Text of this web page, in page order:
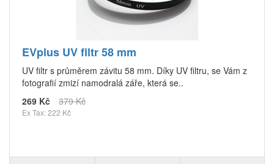
EVplus UV filtr 58 mm
UV filtr s průměrem závitu 58 mm. Díky UV filtru, se Vám z
fotografií zmizí namodralá záře, která se..
269 Kč
379 Kč
Ex Tax: 222 Kč